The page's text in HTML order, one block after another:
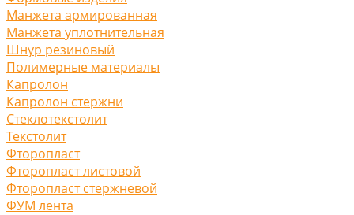
Манжета армированная
Манжета уплотнительная
Шнур резиновый
Полимерные материалы
Капролон
Капролон стержни
Стеклотекстолит
Текстолит
Фторопласт
Фторопласт листовой
Фторопласт стержневой
ФУМ лента